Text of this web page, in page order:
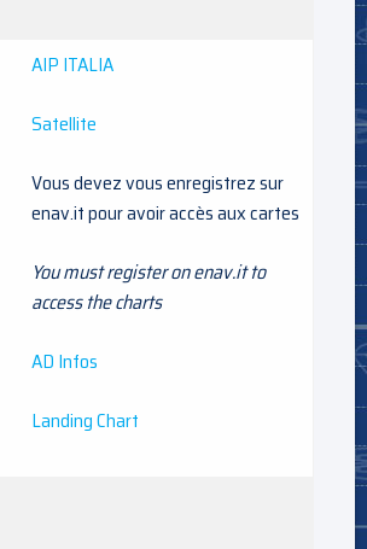
AIP ITALIA
Satellite
Vous devez vous enregistrez sur
enav.it pour avoir accès aux cartes
You must register on enav.it to
access the charts
AD Infos
Landing Chart